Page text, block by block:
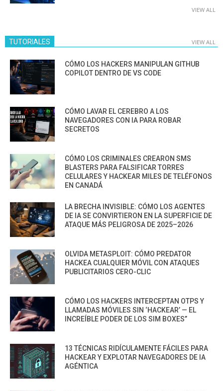
VIEW ALL
TUTORIALES VIEW ALL
CÓMO LOS HACKERS MANIPULAN GITHUB
COPILOT DENTRO DE VS CODE
CÓMO LAVAR EL CEREBRO A LOS
NAVEGADORES CON IA PARA ROBAR
SECRETOS
CÓMO LOS CRIMINALES CREARON SMS
BLASTERS PARA FALSIFICAR TORRES
CELULARES Y HACKEAR MILES DE TELÉFONOS
EN CANADÁ
LA BRECHA INVISIBLE: CÓMO LOS AGENTES
DE IA SE CONVIRTIERON EN LA SUPERFICIE DE
ATAQUE MÁS PELIGROSA DE 2025–2026
OLVIDA METASPLOIT: CÓMO PREDATOR
HACKEA CUALQUIER MÓVIL CON ATAQUES
PUBLICITARIOS CERO-CLIC
CÓMO LOS HACKERS INTERCEPTAN OTPS Y
LLAMADAS MÓVILES SIN ‘HACKEAR’ — EL
INCREÍBLE PODER DE LOS SIM BOXES”
13 TÉCNICAS RIDÍCULAMENTE FÁCILES PARA
HACKEAR Y EXPLOTAR NAVEGADORES DE IA
AGÉNTICA